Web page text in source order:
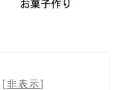
[非表示]